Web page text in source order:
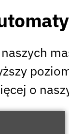
o